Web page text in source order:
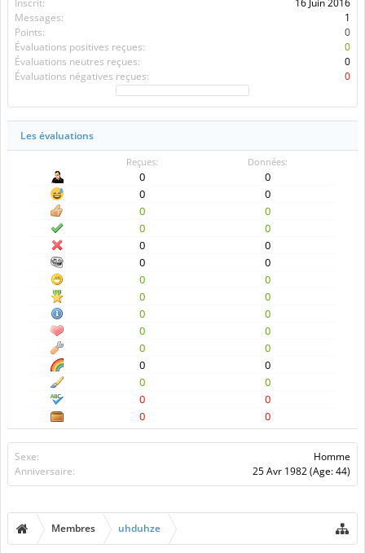
Inscrit:
16 Juin 2016
Messages:
1
Points:
0
Évaluations positives reçues:
0
Évaluations neutres reçues:
0
Évaluations négatives reçues:
0
Les évaluations
Reçues: Données:
0
0
0
0
0
0
0
0
0
0
0
0
0
0
0
0
0
0
0
0
0
0
0
0
0
0
0
0
0
0
Sexe:
Homme
Anniversaire:
25 Avr 1982(Age: 44)
Membres uhduhze